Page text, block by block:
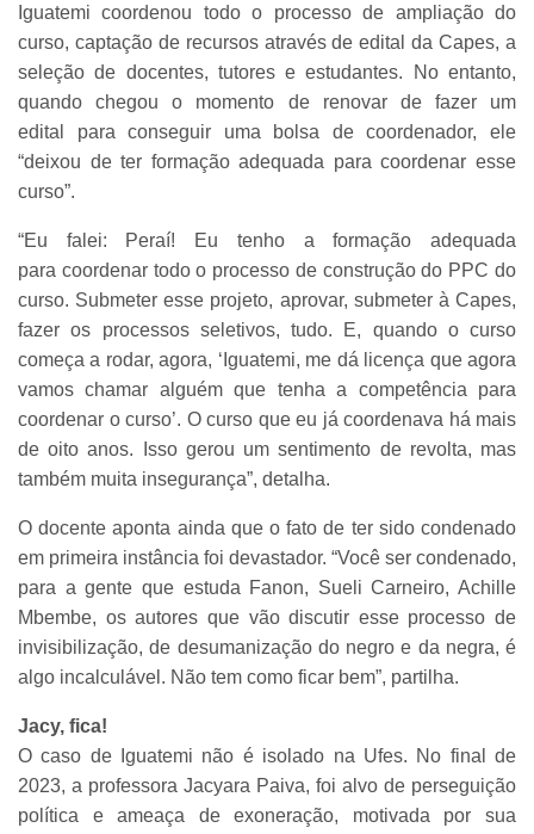
Iguatemi coordenou todo o processo de ampliação do
curso, captação de recursos através de edital da Capes, a
seleção de docentes, tutores e estudantes. No entanto,
quando chegou o momento de renovar de fazer um
edital para conseguir uma bolsa de coordenador, ele
“deixou de ter formação adequada para coordenar esse
curso”.
“Eu falei: Peraí! Eu tenho a formação adequada
para coordenar todo o processo de construção do PPC do
curso. Submeter esse projeto, aprovar, submeter à Capes,
fazer os processos seletivos, tudo. E, quando o curso
começa a rodar, agora, ‘Iguatemi, me dá licença que agora
vamos chamar alguém que tenha a competência para
coordenar o curso’. O curso que eu já coordenava há mais
de oito anos. Isso gerou um sentimento de revolta, mas
também muita insegurança”, detalha.
O docente aponta ainda que o fato de ter sido condenado
em primeira instância foi devastador. “Você ser condenado,
para a gente que estuda Fanon, Sueli Carneiro, Achille
Mbembe, os autores que vão discutir esse processo de
invisibilização, de desumanização do negro e da negra, é
algo incalculável. Não tem como ficar bem”, partilha.
Jacy, fica!
O caso de Iguatemi não é isolado na Ufes. No final de
2023, a professora Jacyara Paiva, foi alvo de perseguição
política e ameaça de exoneração, motivada por sua